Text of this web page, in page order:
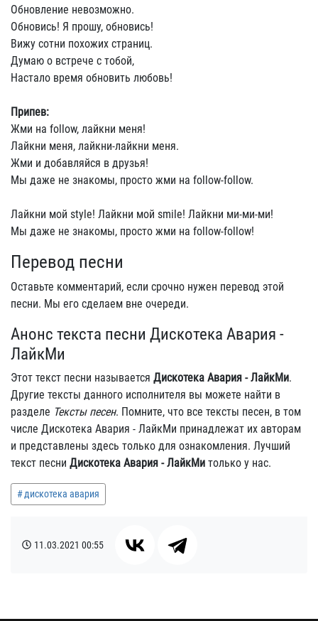
Обновление невозможно.
Обновись! Я прошу, обновись!
Вижу сотни похожих страниц.
Думаю о встрече с тобой,
Настало время обновить любовь!
Припев:
Жми на follow, лайкни меня!
Лайкни меня, лайкни-лайкни меня.
Жми и добавляйся в друзья!
Мы даже не знакомы, просто жми на follow-follow.
Лайкни мой style! Лайкни мой smile! Лайкни ми-ми-ми!
Мы даже не знакомы, просто жми на follow-follow!
Перевод песни
Оставьте комментарий, если срочно нужен перевод этой
песни. Мы его сделаем вне очереди.
Анонс текста песни Дискотека Авария -
ЛайкМи
Этот текст песни называется Дискотека Авария - ЛайкМи.
Другие тексты данного исполнителя вы можете найти в
разделе Тексты песен. Помните, что все тексты песен, в том
числе Дискотека Авария - ЛайкМи принадлежат их авторам
и представлены здесь только для ознакомления. Лучший
текст песни Дискотека Авария - ЛайкМи только у нас.
дискотека авария
11.03.2021 00:55